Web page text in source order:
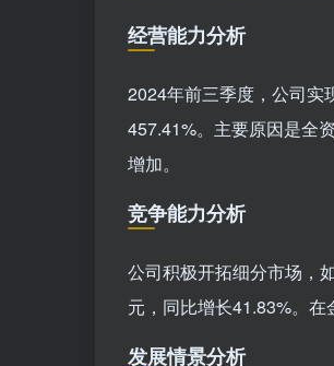
经营能力分析
2024年前三季度，公司实
457.41%。主要原因是全
增加。
竞争能力分析
公司积极开拓细分市场，
元，同比增长41.83%。在
发展情景分析